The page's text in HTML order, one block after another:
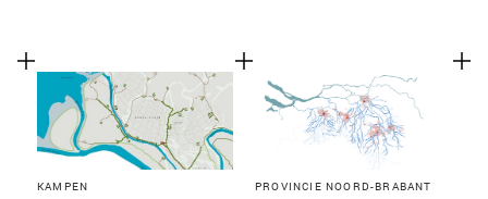
KAMPEN PROVINCIE NOORD-BRABANT